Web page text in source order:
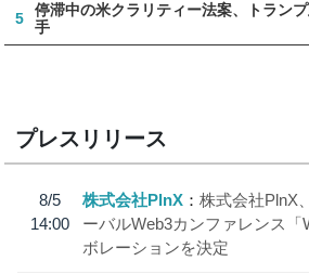
5
停滞中の米クラリティー法案、トラン
手
プレスリリース
8/5
14:00
株式会社PlnX
株式会社PlnX
ーバルWeb3カンファレンス「
ボレーションを決定